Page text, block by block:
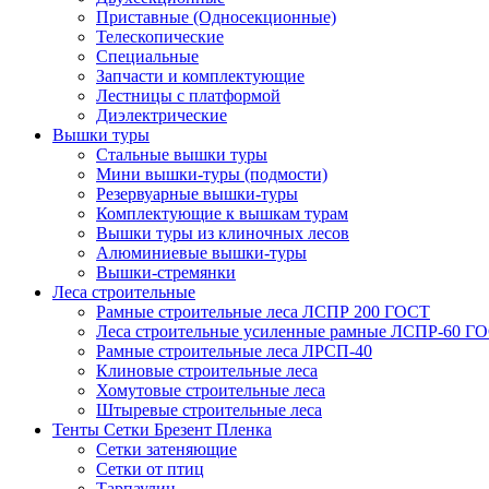
Приставные (Односекционные)
Телескопические
Специальные
Запчасти и комплектующие
Лестницы с платформой
Диэлектрические
Вышки туры
Стальные вышки туры
Мини вышки-туры (подмости)
Резервуарные вышки-туры
Комплектующие к вышкам турам
Вышки туры из клиночных лесов
Алюминиевые вышки-туры
Вышки-стремянки
Леса строительные
Рамные строительные леса ЛСПР 200 ГОСТ
Леса строительные усиленные рамные ЛСПР-60
Рамные строительные леса ЛРСП-40
Клиновые строительные леса
Хомутовые строительные леса
Штыревые строительные леса
Тенты Сетки Брезент Пленка
Сетки затеняющие
Сетки от птиц